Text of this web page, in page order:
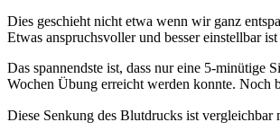
Dies geschieht nicht etwa wenn wir ganz
Etwas anspruchsvoller und besser einstellbar ist
Das spannendste ist, dass nur eine 5-minütige
Wochen Übung erreicht werden konnte. Noch
Diese Senkung des Blutdrucks ist